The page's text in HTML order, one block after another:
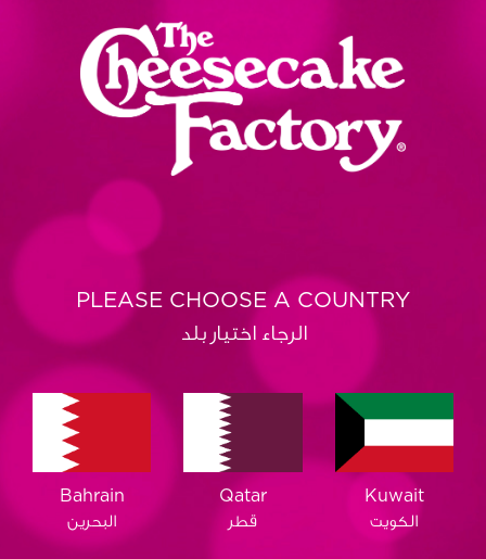
PLEASE CHOOSE A COUNTRY
الرجاء اختيار بلد
Bahrain
البحرين
Qatar
قطر
Kuwait
الكويت